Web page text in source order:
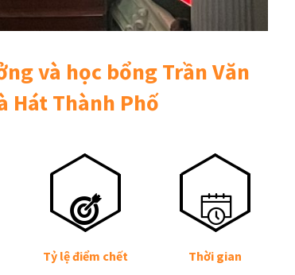
và học bổng Trần Văn
Hát Thành Phố
Tỷ lệ điểm chết Thời gian